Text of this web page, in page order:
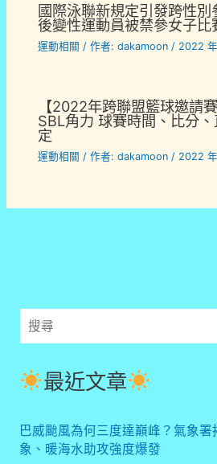
國際泳聯新規定引發跨性別
後變性運動員被禁參女子比
運動相關 / 作者:dakamoon/ 2022
【2022年跨聯盟籃球邀請
SBL角力 球賽時間、比分
定
運動相關 / 作者:dakamoon/ 2022
搜
尋
最近文章
巴威颱風為何三度達巔峰？氣象
象、暖海水助攻強度爆發